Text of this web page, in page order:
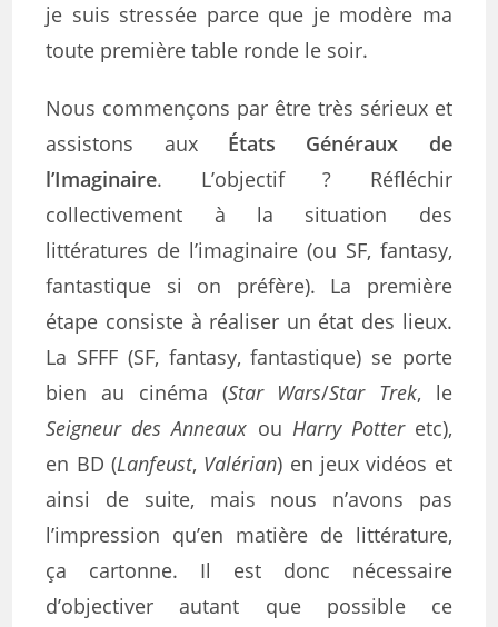
je suis stressée parce que je modère ma
toute première table ronde le soir.
Nous commençons par être très sérieux et
assistons aux États Généraux de
l’Imaginaire. L’objectif ? Réfléchir
collectivement à la situation des
littératures de l’imaginaire (ou SF, fantasy,
fantastique si on préfère). La première
étape consiste à réaliser un état des lieux.
La SFFF (SF, fantasy, fantastique) se porte
bien au cinéma (Star Wars/Star Trek, le
Seigneur des Anneaux ou Harry Potteretc),
en BD (Lanfeust, Valérian) en jeux vidéos et
ainsi de suite, mais nous n’avons pas
l’impression qu’en matière de littérature,
ça cartonne. Il est donc nécessaire
d’objectiver autant que possible ce